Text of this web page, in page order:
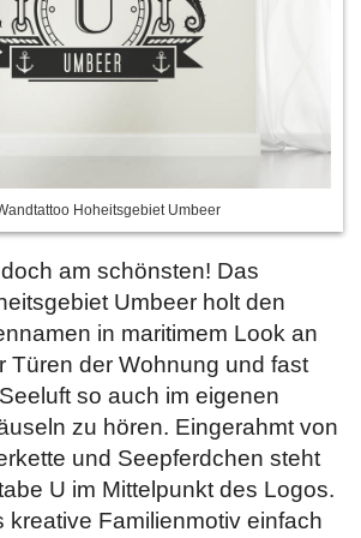
Hoheitsgebiet Umbeer
am schönsten! Das
Umbeer holt den
in maritimem Look an
Türen der Wohnung und fast
so auch im eigenen
zu hören. Eingerahmt von
und Seepferdchen steht
U im Mittelpunkt des Logos.
kreative Familienmotiv einfach